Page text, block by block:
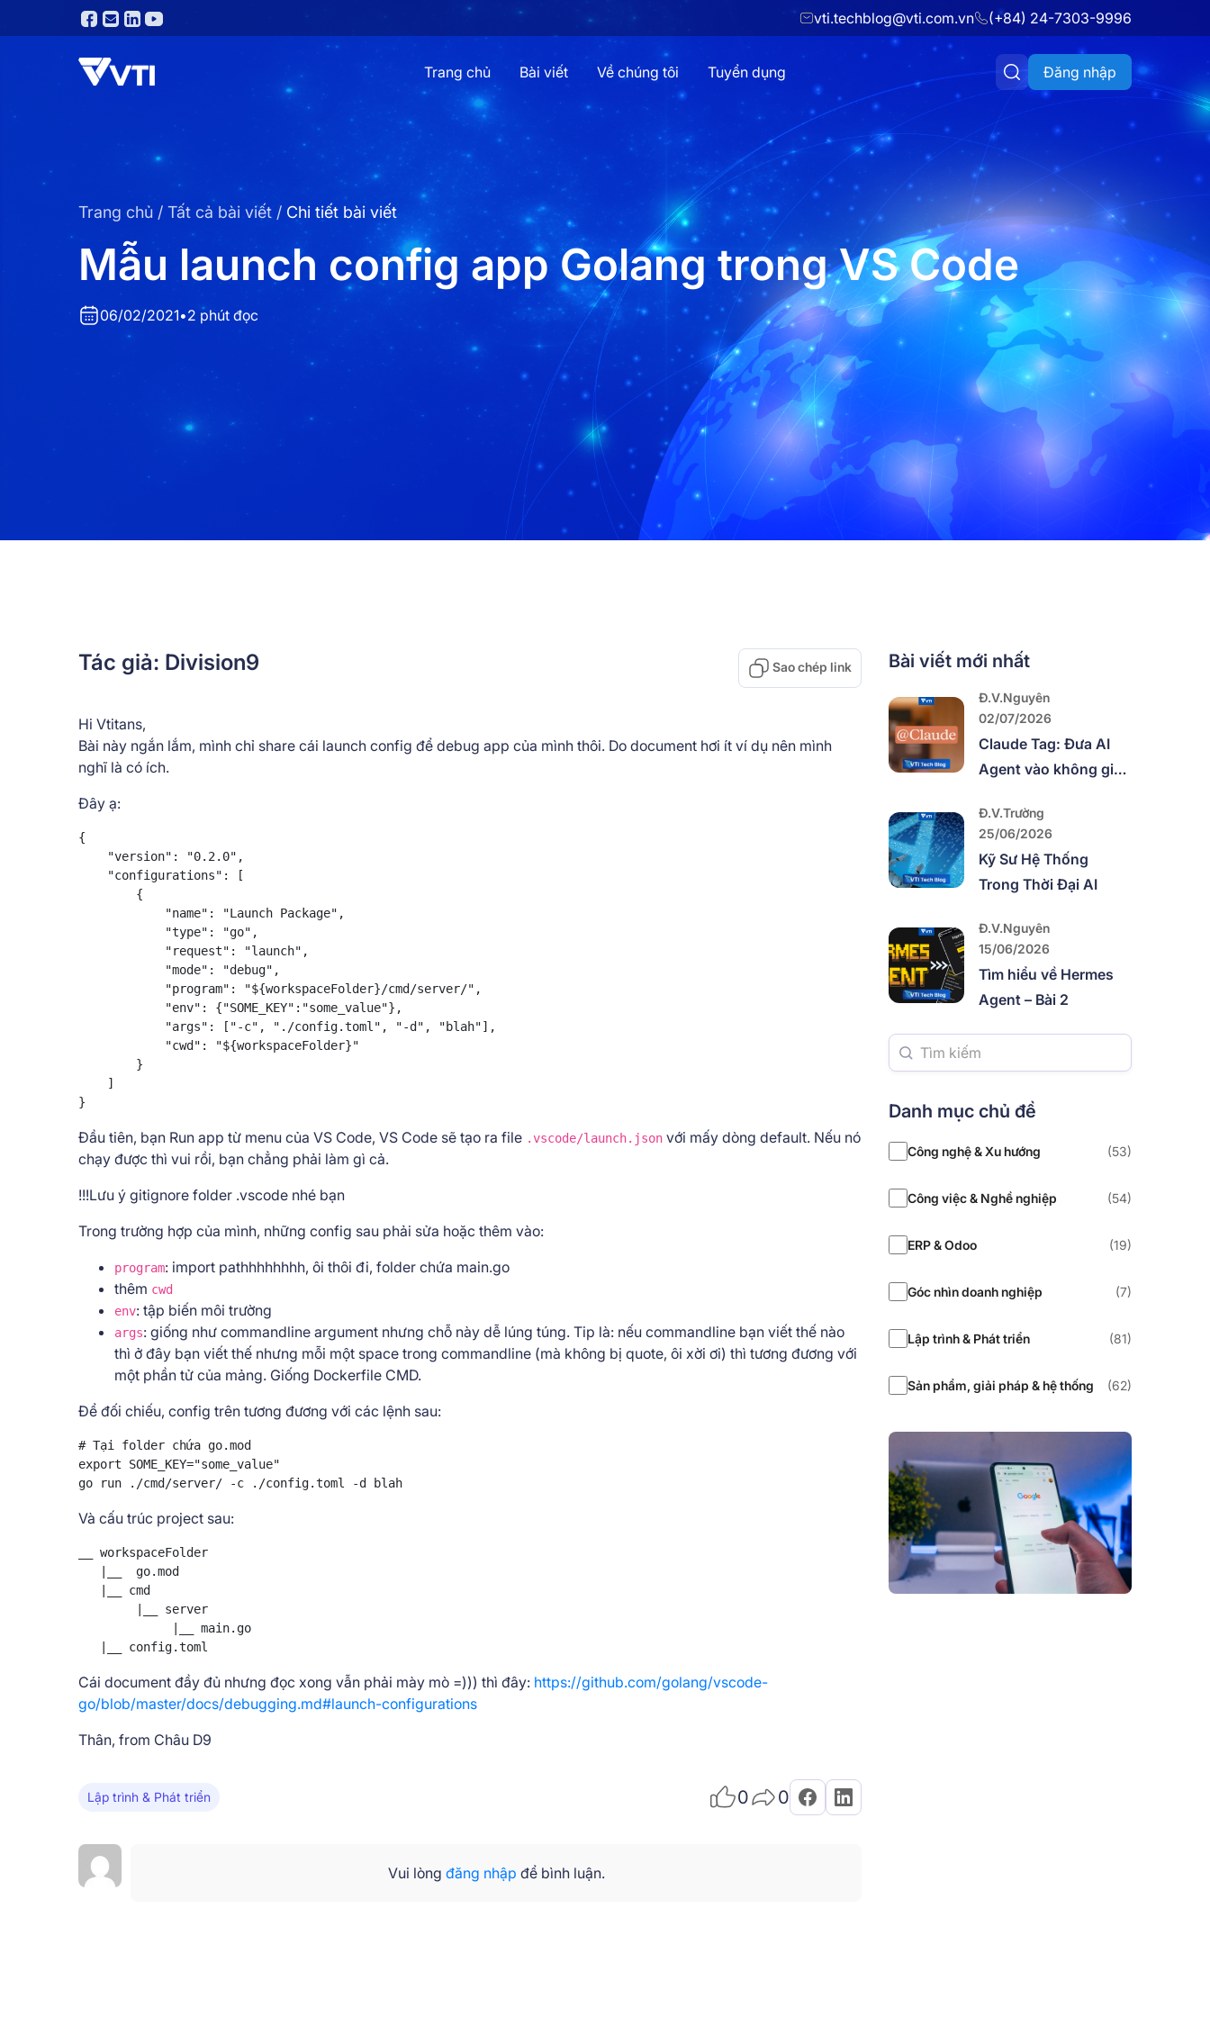
vti.techblog@vti.com.vn (+84) 24-7303-9996
Trang chủ Bài viết Về chúng tôi Tuyển dụng Đăng nhập
Trang chủ / Tất cả bài viết / Chi tiết bài viết
Mẫu launch config app Golang trong VS Code
06/02/2021•2 phút đọc
Tác giả: Division9 Sao chép link
Hi Vtitans,
Bài này ngắn lắm, mình chỉ share cái launch config để debug app của mình thôi. Do document hơi ít ví dụ nên mình
nghĩ là có ích.
Đây ạ:
{
    "version": "0.2.0",
    "configurations": [
        {
            "name": "Launch Package",
            "type": "go",
            "request": "launch",
            "mode": "debug",
            "program": "${workspaceFolder}/cmd/server/",
            "env": {"SOME_KEY":"some_value"},
            "args": ["-c", "./config.toml", "-d", "blah"],
            "cwd": "${workspaceFolder}"
        }
    ]
}
Đầu tiên, bạn Run app từ menu của VS Code, VS Code sẽ tạo ra file .vscode/launch.json với mấy dòng default. Nếu nó
chạy được thì vui rồi, bạn chẳng phải làm gì cả.
!!!Lưu ý gitignore folder .vscode nhé bạn
Trong trường hợp của mình, những config sau phải sửa hoặc thêm vào:
program: import pathhhhhhhh, ôi thôi đi, folder chứa main.go
thêm cwd
env: tập biến môi trường
args: giống như commandline argument nhưng chỗ này dễ lúng túng. Tip là: nếu commandline bạn viết thế nào
thì ở đây bạn viết thế nhưng mỗi một space trong commandline (mà không bị quote, ôi xời ơi) thì tương đương với
một phần tử của mảng. Giống Dockerfile CMD.
Để đối chiếu, config trên tương đương với các lệnh sau:
# Tại folder chứa go.mod
export SOME_KEY="some_value"
go run ./cmd/server/ -c ./config.toml -d blah
Và cấu trúc project sau:
__ workspaceFolder
   |__  go.mod
   |__ cmd
        |__ server
             |__ main.go
   |__ config.toml
Cái document đầy đủ nhưng đọc xong vẫn phải mày mò =))) thì đây: https://github.com/golang/vscode-
go/blob/master/docs/debugging.md#launch-configurations
Thân, from Châu D9
Lập trình & Phát triển 0 0
Vui lòng đăng nhập để bình luận.
Bài viết mới nhất
Đ.V.Nguyên
02/07/2026
Claude Tag: Đưa AI
Agent vào không gian
Đ.V.Trường
25/06/2026
Kỹ Sư Hệ Thống
Trong Thời Đại AI
Đ.V.Nguyên
15/06/2026
Tìm hiểu về Hermes
Agent – Bài 2
Danh mục chủ đề
Công nghệ & Xu hướng (53)
Công việc & Nghề nghiệp (54)
ERP & Odoo (19)
Góc nhìn doanh nghiệp (7)
Lập trình & Phát triển (81)
Sản phẩm, giải pháp & hệ thống (62)